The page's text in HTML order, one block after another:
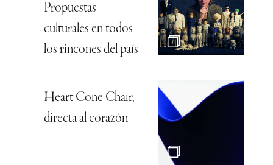
Propuestas
culturales en todos
los rincones del país
Heart Cone Chair,
directa al corazón